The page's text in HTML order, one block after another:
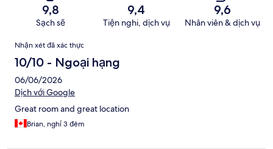
9,8
Sạch sẽ
9,4
Tiện nghi, dịch vụ
9,6
Nhân viên & dịch vụ
Nhận
xét
Nhận xét đã xác thực
10/10 - Ngoại hạng
06/06/2026
Dịch với Google
Great room and great location
Brian, nghỉ 3 đêm